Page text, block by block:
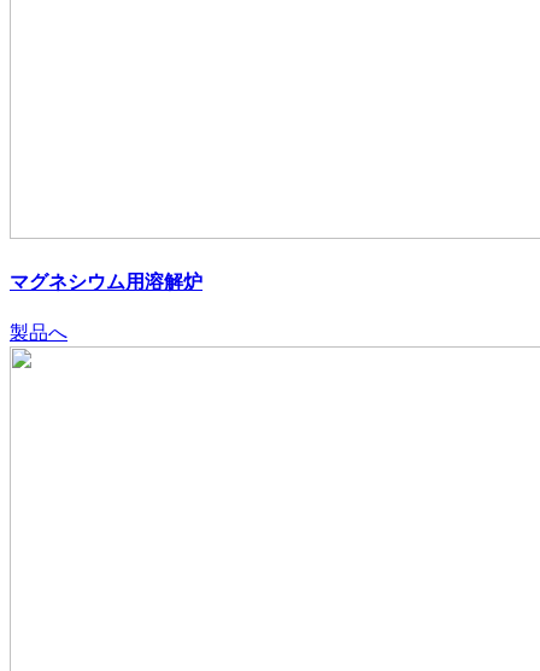
マグネシウム用溶解炉
製品へ